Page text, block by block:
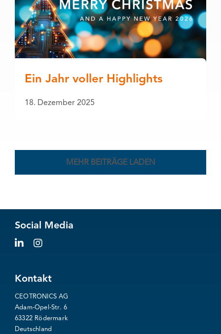
Ein Jahr voller Highlights
18. Dezember 2025
MEHR BEITRÄGE LADEN
Social Media
Kontakt
CEOTRONICS AG
Adam-Opel-Str. 6
63322 Rödermark
Deutschland